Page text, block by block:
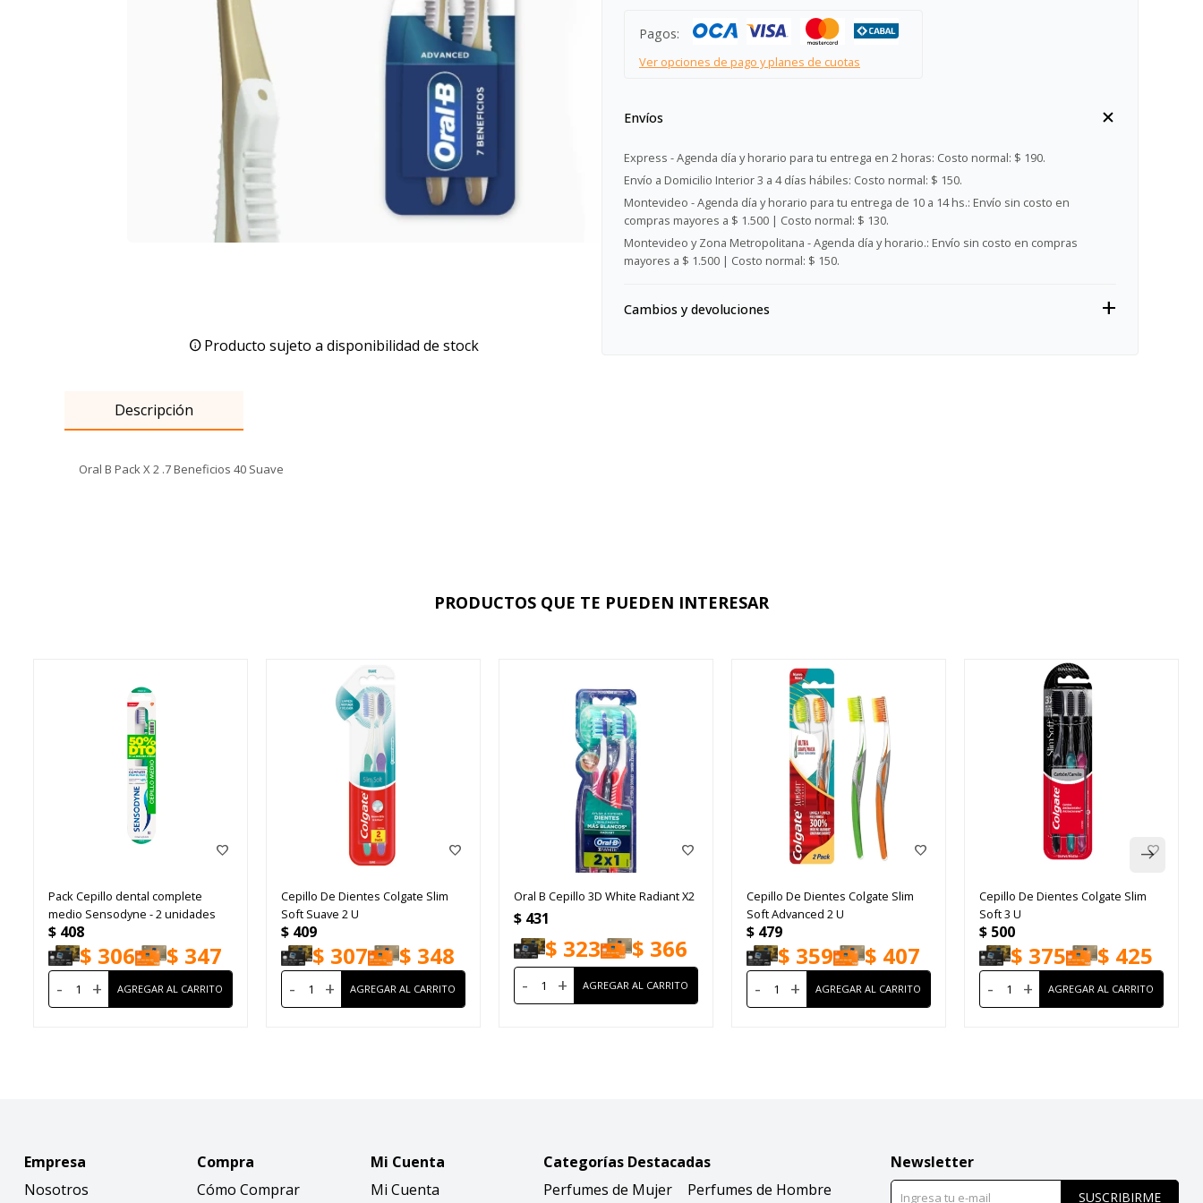
Producto sujeto a disponibilidad de stock
Pagos:
Ver opciones de pago y planes de cuotas
Envíos
Express - Agenda día y horario para tu entrega en 2 horas: Costo normal: $ 190.
Envío a Domicilio Interior 3 a 4 días hábiles: Costo normal: $ 150.
Montevideo - Agenda día y horario para tu entrega de 10 a 14 hs.: Envío sin costo en
compras mayores a $ 1.500 | Costo normal: $ 130.
Montevideo y Zona Metropolitana - Agenda día y horario.: Envío sin costo en compras
mayores a $ 1.500 | Costo normal: $ 150.
Cambios y devoluciones
Descripción
Oral B Pack X 2 .7 Beneficios 40 Suave
PRODUCTOS QUE TE PUEDEN INTERESAR
Pack Cepillo dental complete
medio Sensodyne - 2 unidades
$ 408
$ 306 $ 347
- +
Cepillo De Dientes Colgate Slim
Soft Suave 2 U
$ 409
$ 307 $ 348
- +
Oral B Cepillo 3D White Radiant X2
$ 431
$ 323 $ 366
- +
Cepillo De Dientes Colgate Slim
Soft Advanced 2 U
$ 479
$ 359 $ 407
- +
Cepillo De Dientes Colgate Slim
Soft 3 U
$ 500
$ 375 $ 425
- +
Empresa
Nosotros
Compra
Cómo Comprar
Mi Cuenta
Mi Cuenta
Categorías Destacadas
Perfumes de Mujer
Perfumes de Hombre
Newsletter
SUSCRIBIRME